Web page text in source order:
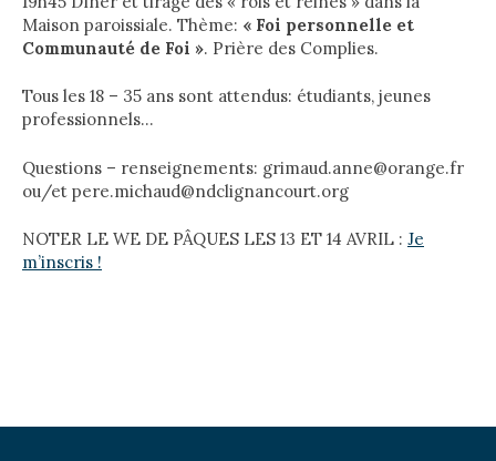
Maison paroissiale. Thème: « Foi personnelle et
Communauté de Foi ». Prière des Complies.
Tous les 18 – 35 ans sont attendus: étudiants, jeunes
professionnels…
Questions – renseignements: grimaud.anne@orange.fr
ou/et pere.michaud@ndclignancourt.org
NOTER LE WE DE PÂQUES LES 13 ET 14 AVRIL : Je
m’inscris !